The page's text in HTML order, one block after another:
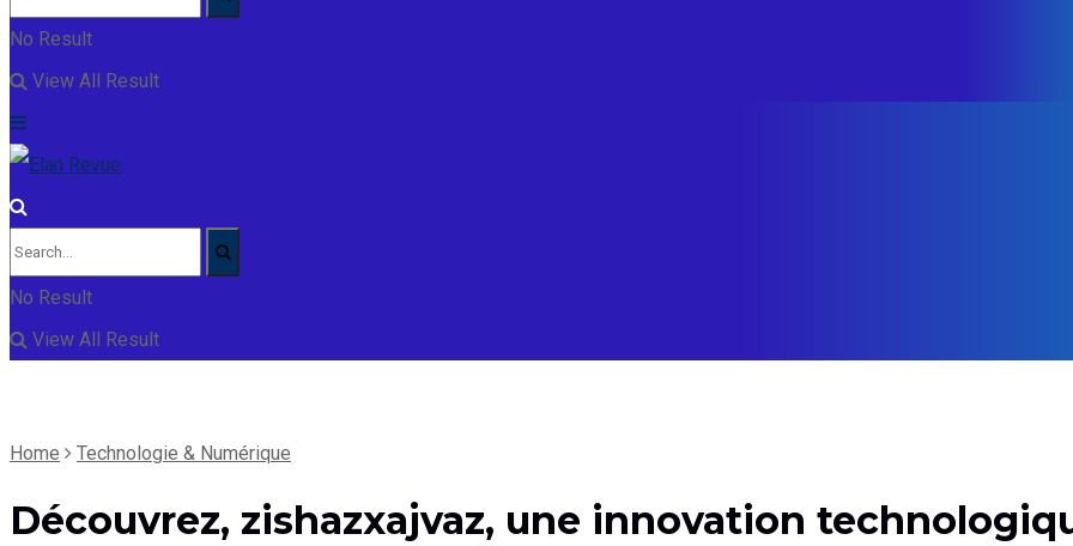
No Result
View All Result
No Result
View All Result
Home Technologie & Numérique
Découvrez, zishazxajvaz, une innovation